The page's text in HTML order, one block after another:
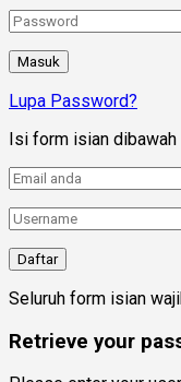
Lupa Password?
Isi form isian dibawah
Seluruh form isian
Retrieve your